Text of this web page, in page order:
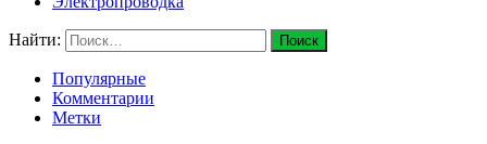
Найти:
Популярные
Комментарии
Метки